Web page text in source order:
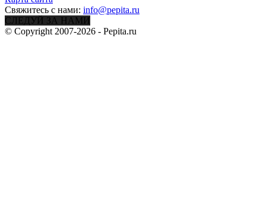
Свяжитесь с нами: info@pepita.ru
СЛЕДУЙ ЗА НАМИ
© Copyright 2007-2026 - Pepita.ru